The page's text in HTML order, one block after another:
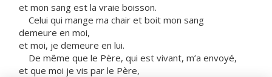
et mon sang est la vraie boisson.
Celui qui mange ma chair et boit mon sang
demeure en moi,
et moi, je demeure en lui.
De même que le Père, qui est vivant, m’a envoyé,
et que moi je vis par le Père,